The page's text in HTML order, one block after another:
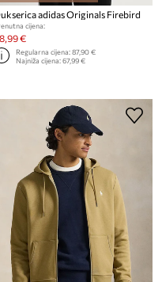
adidas Originals Firebird
cijena:
€
Regularna cijena:87,90 €
Najniža cijena:67,99 €